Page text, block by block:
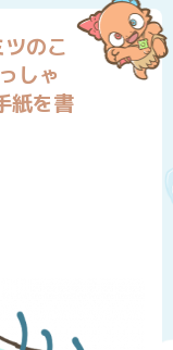
のこ
しゃ
紙を書